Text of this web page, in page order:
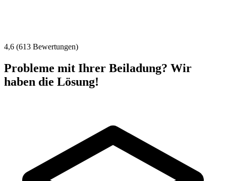
4,6 (613 Bewertungen)
Probleme mit Ihrer Beiladung? Wir
haben die Lösung!